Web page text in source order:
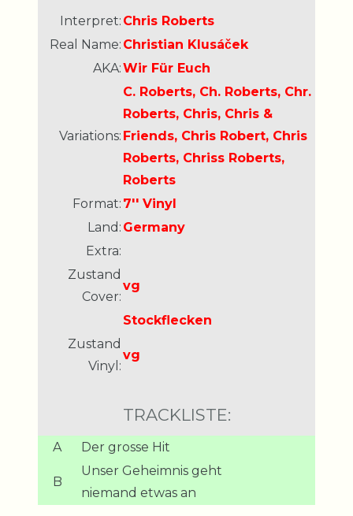
Interpret: Chris Roberts
Real Name: Christian Klusáček
AKA:Wir Für Euch
Variations:
C. Roberts, Ch. Roberts, Chr.
Roberts, Chris, Chris &
Friends, Chris Robert, Chris
Roberts, Chriss Roberts,
Roberts
Format: 7'' Vinyl
Land: Germany
Extra:
Zustand
Cover:
vg
Stockflecken
Zustand
Vinyl:
vg
TRACKLISTE:
A Der grosse Hit
B
Unser Geheimnis geht
niemand etwas an